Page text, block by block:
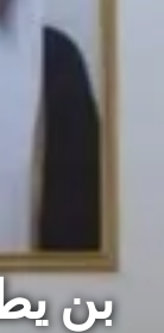
بن